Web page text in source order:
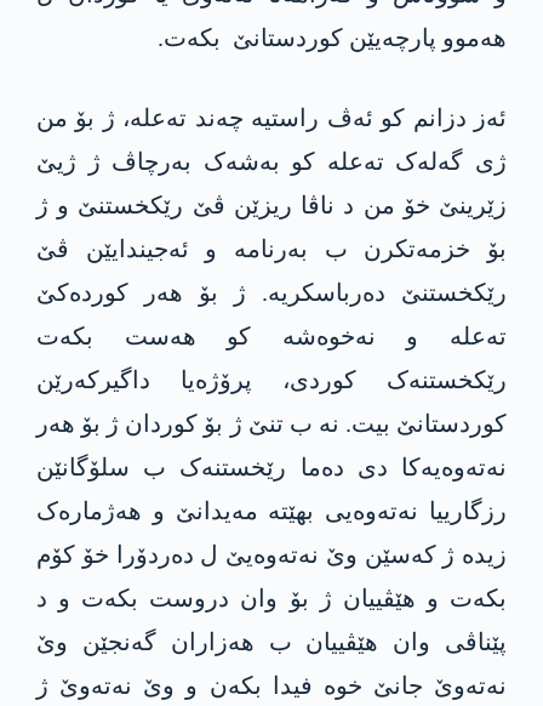
هەموو پارچەیێن کوردستانێ بکەت.
ئەز دزانم کو ئەڤ راستیە چەند تەعلە، ژ بۆ من
ژی گەلەک تەعلە کو بەشەک بەرچاڤ ژ ژیێ
زێرینێ خۆ من د ناڤا ریزێن ڤێ رێکخستنێ و ژ
بۆ خزمەتکرن ب بەرنامە و ئەجیندایێن ڤێ
رێکخستنێ دەرباسکریە. ژ بۆ هەر کوردەکێ
تەعلە و نەخوەشە کو هەست بکەت
رێکخستنەک کوردی، پرۆژەیا داگیرکەرێن
کوردستانێ بیت. نە ب تنێ ژ بۆ کوردان ژ بۆ هەر
نەتەوەیەکا دی دەما رێخستنەک ب سلۆگانێن
رزگارییا نەتەوەیی بهێتە مەیدانێ و هەژمارەک
زیدە ژ کەسێن وێ نەتەوەیێ ل دەردۆرا خۆ کۆم
بکەت و هێڤییان ژ بۆ وان دروست بکەت و د
پێناڤی وان هێڤییان ب هەزاران گەنجێن وێ
نەتەوێ جانێ خوە فیدا بکەن و وێ نەتەوێ ژ